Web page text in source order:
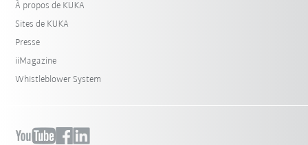
À propos de KUKA
Sites de KUKA
Presse
iiMagazine
Whistleblower System